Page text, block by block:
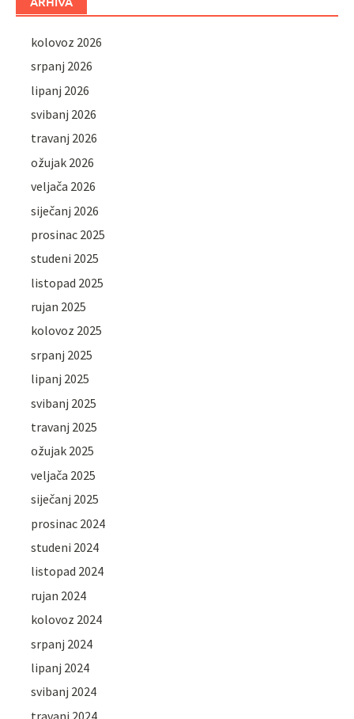
kolovoz 2026
srpanj 2026
lipanj 2026
svibanj 2026
travanj 2026
ožujak 2026
veljača 2026
siječanj 2026
prosinac 2025
studeni 2025
listopad 2025
rujan 2025
kolovoz 2025
srpanj 2025
lipanj 2025
svibanj 2025
travanj 2025
ožujak 2025
veljača 2025
siječanj 2025
prosinac 2024
studeni 2024
listopad 2024
rujan 2024
kolovoz 2024
srpanj 2024
lipanj 2024
svibanj 2024
travanj 2024